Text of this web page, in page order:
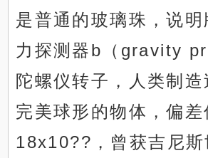
是普通的玻璃珠，说明
力探测器b（gravity
陀螺仪转子，人类制造
完美球形的物体，偏差
18x10??，曾获吉尼斯